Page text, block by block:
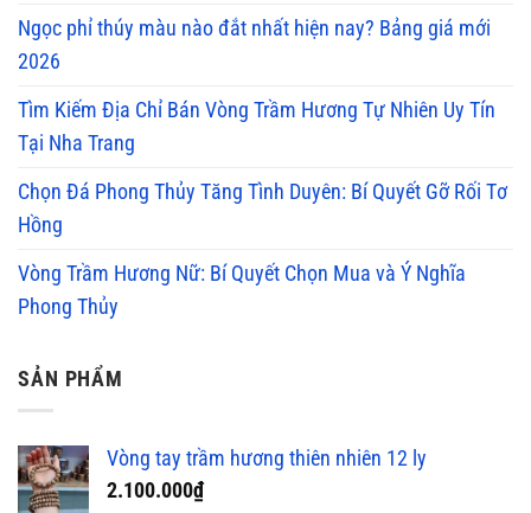
Ngọc phỉ thúy màu nào đắt nhất hiện nay? Bảng giá mới
2026
Tìm Kiếm Địa Chỉ Bán Vòng Trầm Hương Tự Nhiên Uy Tín
Tại Nha Trang
Chọn Đá Phong Thủy Tăng Tình Duyên: Bí Quyết Gỡ Rối Tơ
Hồng
Vòng Trầm Hương Nữ: Bí Quyết Chọn Mua và Ý Nghĩa
Phong Thủy
SẢN PHẨM
Vòng tay trầm hương thiên nhiên 12 ly
2.100.000₫